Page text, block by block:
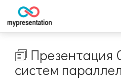
🗊 Презентация
систем